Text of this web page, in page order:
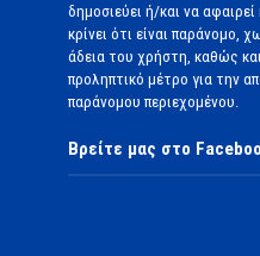
δημοσιεύει ή/και να
κρίνει ότι είναι παράνομο,
άδεια του χρήστη, καθώς
προληπτικό μέτρο για την
παράνομου περιεχομένου.
Βρείτε μας στο